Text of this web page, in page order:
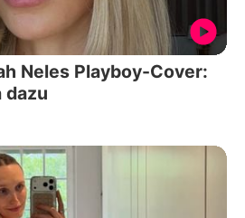
Neles Playboy-Cover:
dazu